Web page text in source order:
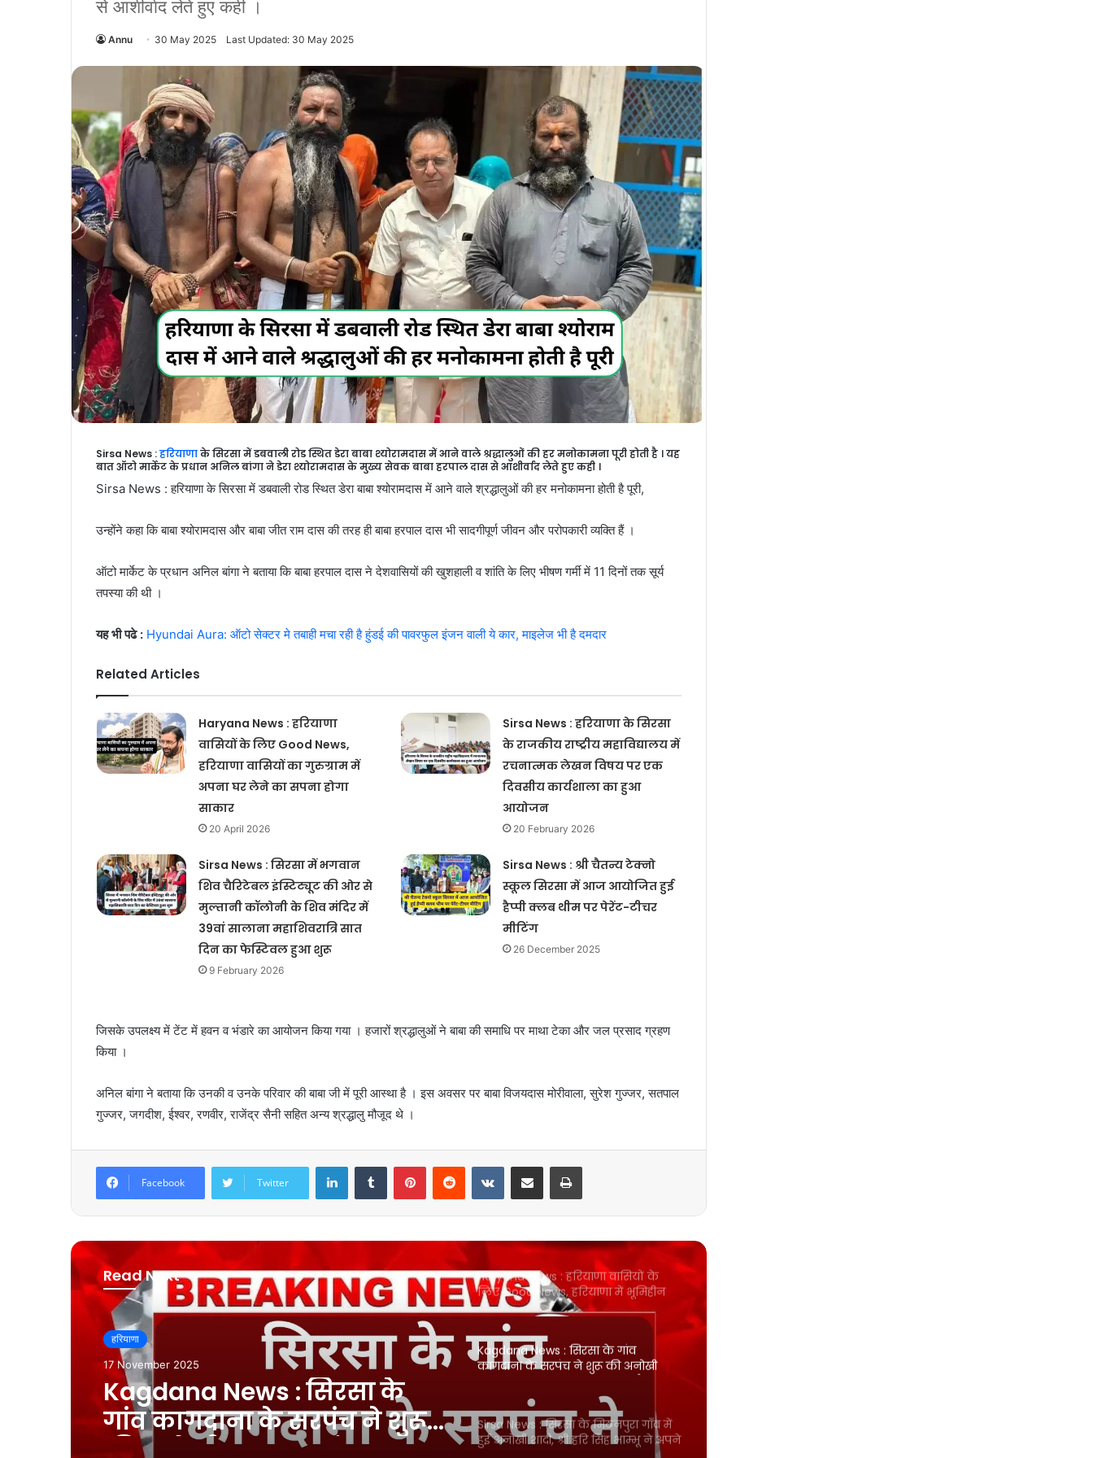
से आशीर्वाद लेते हुए कही ।
Annu 30 May 2025 Last Updated: 30 May 2025
Sirsa News :हरियाणाके सिरसा में डबवाली रोड स्थित डेरा बाबा श्योरामदास में आने वाले श्रद्धालुओं की हर मनोकामना पूरी होती है । यह
बात ऑटो मार्केट के प्रधान अनिल बांगा ने डेरा श्योरामदास के मुख्य सेवक बाबा हरपाल दास से आशीर्वाद लेते हुए कही ।
Sirsa News : हरियाणा के सिरसा में डबवाली रोड स्थित डेरा बाबा श्योरामदास में आने वाले श्रद्धालुओं की हर मनोकामना होती है पूरी,
उन्होंने कहा कि बाबा श्योरामदास और बाबा जीत राम दास की तरह ही बाबा हरपाल दास भी सादगीपूर्ण जीवन और परोपकारी व्यक्ति हैं ।
ऑटो मार्केट के प्रधान अनिल बांगा ने बताया कि बाबा हरपाल दास ने देशवासियों की खुशहाली व शांति के लिए भीषण गर्मी में 11 दिनों तक सूर्य
तपस्या की थी ।
यह भी पढे : Hyundai Aura: ऑटो सेक्टर मे तबाही मचा रही है हुंडई की पावरफुल इंजन वाली ये कार, माइलेज भी है दमदार
Related Articles
Haryana News : हरियाणा
वासियों के लिए Good News,
हरियाणा वासियों का गुरुग्राम में
अपना घर लेने का सपना होगा
साकार
20 April 2026
Sirsa News : हरियाणा के सिरसा
के राजकीय राष्ट्रीय महाविद्यालय में
रचनात्मक लेखन विषय पर एक
दिवसीय कार्यशाला का हुआ
आयोजन
20 February 2026
Sirsa News : सिरसा में भगवान
शिव चैरिटेबल इंस्टिट्यूट की ओर से
मुल्तानी कॉलोनी के शिव मंदिर में
39वां सालाना महाशिवरात्रि सात
दिन का फेस्टिवल हुआ शुरू
9 February 2026
Sirsa News : श्री चैतन्य टेक्नो
स्कूल सिरसा में आज आयोजित हुई
हैप्पी क्लब थीम पर पेरेंट-टीचर
मीटिंग
26 December 2025
जिसके उपलक्ष्य में टेंट में हवन व भंडारे का आयोजन किया गया । हजारों श्रद्धालुओं ने बाबा की समाधि पर माथा टेका और जल प्रसाद ग्रहण
किया ।
अनिल बांगा ने बताया कि उनकी व उनके परिवार की बाबा जी में पूरी आस्था है । इस अवसर पर बाबा विजयदास मोरीवाला, सुरेश गुज्जर, सतपाल
गुज्जर, जगदीश, ईश्वर, रणवीर, राजेंद्र सैनी सहित अन्य श्रद्धालु मौजूद थे ।
Facebook Twitter
Read Next
हरियाणा
17 November 2025
Kagdana News : सिरसा के
गांव कागदाना के सरपंच ने शुरू
की अनोखी पहल, सरपंच
CET Paper Discusses 2025 : हरियाणा
में CET के पेपर की तैयारी कर रहे
अभ्यर्थियों के लिए जरूरी खबर, इस पैटर्न
पर आधारित होगा CET का पेपर
मेमोरियल कॉलेज के 10 विद्यार्थियों ने
विश्वविद्यालय के टॉप छह में बनाई जगह
दादरी जिले के गांव उमरवास की बेटी नुपुर
श्योराण ने कजाकिस्तान में आयोजित वर्ल्ड
होने जा रही है ये योजना, जाने किसे होगा
फायदा?
Kaithal News : 18 जून से पूरे हरियाणा में
शुरू करेगी युवा जेजेपी जोड़ो अभियान,
करेगे मजबूत
Haryana News : हरियाणा वासियों के
लिए Good News, हरियाणा में भूमिहीन
परिवारों को मिलेंगे 100-100 गज के प्लॉट
Kagdana News : सिरसा के गांव
कागदाना के सरपंच ने शुरू की अनोखी
क्लब को 50 बॉक्स शटल कॉक, 10 रैकेट
तथा 4 बैठने की बेंचें भेंट कीं
Sirsa News : सिरसा के मिठनपुरा गाँव में
हुई अनोखी शादी, श्री हरि सिंह भाम्भू ने अपने